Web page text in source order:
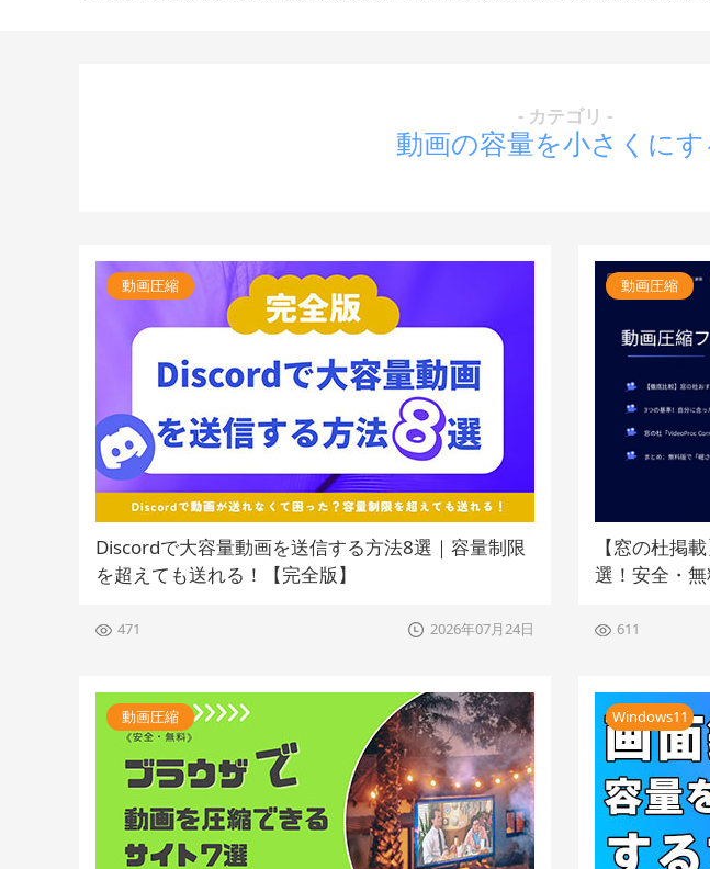
- カテゴリ -
動画の容量を小さくにす
動画圧縮
Discordで大容量動画を送信する方法8選｜容量制限
を超えても送れる！【完全版】
471 2026年07月24日
動画圧縮
【窓の杜掲
選！安全・
611
動画圧縮 Windows11